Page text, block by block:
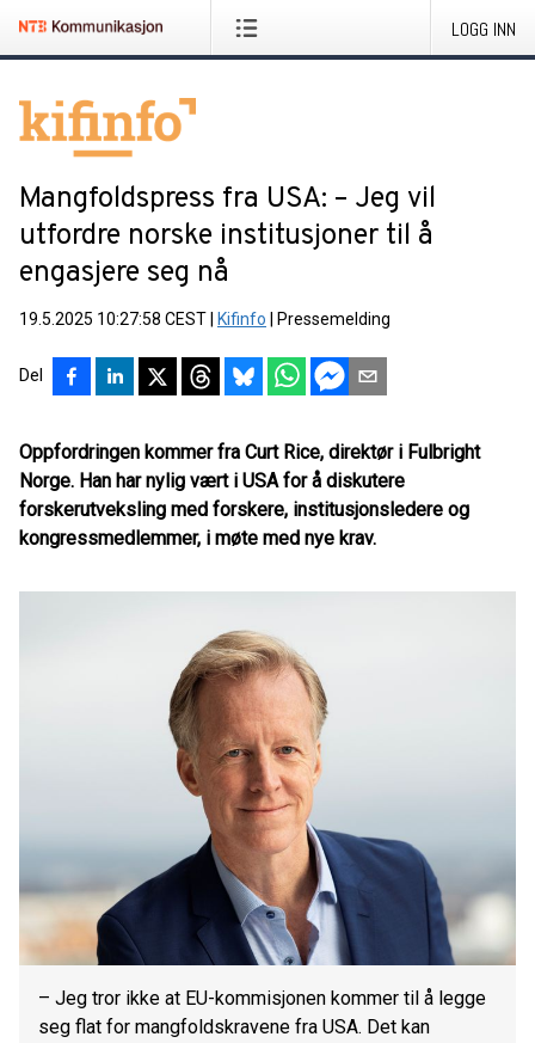
LOGG INN
Mangfoldspress fra USA: – Jeg vil
utfordre norske institusjoner til å
engasjere seg nå
19.5.2025 10:27:58 CEST Kifinfo Pressemelding
Del
Oppfordringen kommer fra Curt Rice, direktør i Fulbright
Norge. Han har nylig vært i USA for å diskutere
forskerutveksling med forskere, institusjonsledere og
kongressmedlemmer, i møte med nye krav.
– Jeg tror ikke at EU-kommisjonen kommer til å legge
seg flat for mangfoldskravene fra USA. Det kan